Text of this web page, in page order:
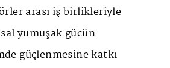
arası iş birlikleriyle
yumuşak gücün
güçlenmesine katkı